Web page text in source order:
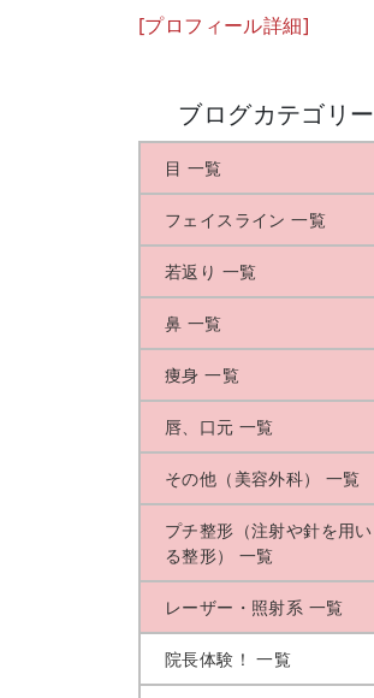
[プロフィール詳細]
ブログカテゴリー
目 一覧
フェイスライン 一覧
若返り 一覧
鼻 一覧
痩身 一覧
唇、口元 一覧
その他（美容外科） 一覧
プチ整形（注射や針を用い
る整形） 一覧
レーザー・照射系 一覧
院長体験！ 一覧